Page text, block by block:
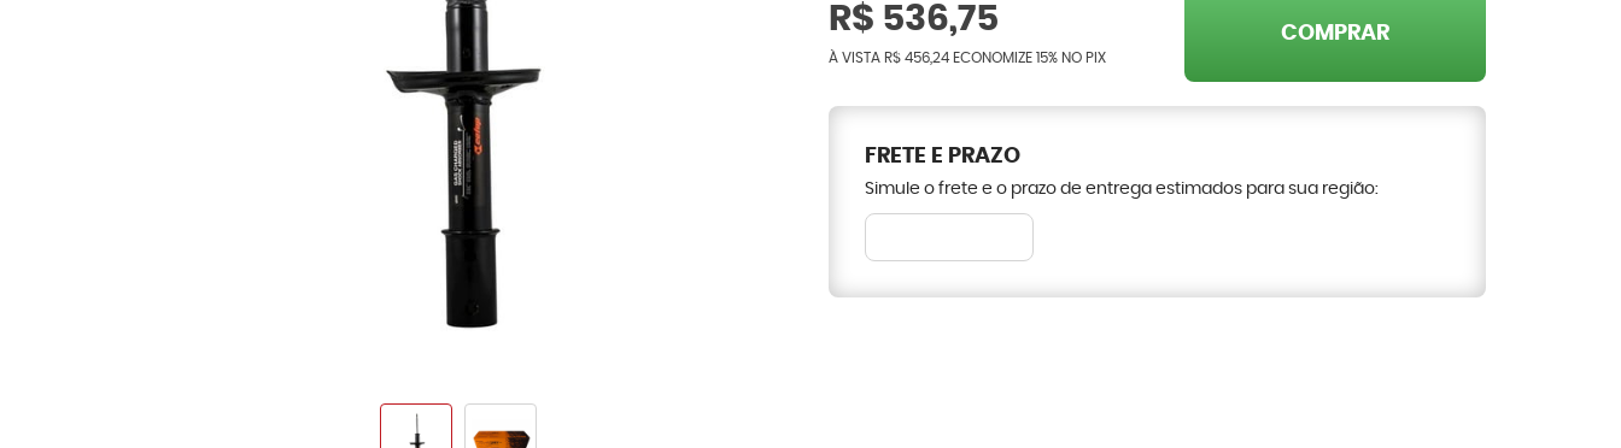
R$ 536,75
À VISTA R$ 456,24ECONOMIZE 15% NO PIX
COMPRAR
FRETE E PRAZO
Simule o frete e o prazo de entrega estimados para sua região: